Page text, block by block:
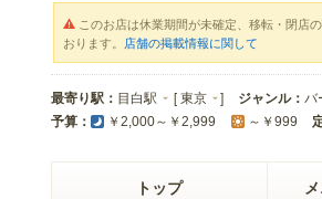
このお店は休業期間が未確定、移転・閉店
おります。 店舗の掲載情報に関して
最寄り駅： 目白駅 [東京 ] ジャンル： バ
予算： ￥2,000～￥2,999 ～￥999
トップ